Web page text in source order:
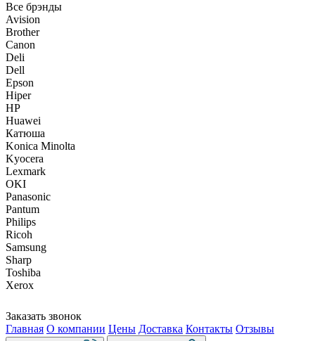
Все брэнды
Avision
Brother
Canon
Deli
Dell
Epson
Hiper
HP
Huawei
Катюша
Konica Minolta
Kyocera
Lexmark
OKI
Panasonic
Pantum
Philips
Ricoh
Samsung
Sharp
Toshiba
Xerox
Заказать звонок
Главная О компании Цены Доставка Контакты Отзывы